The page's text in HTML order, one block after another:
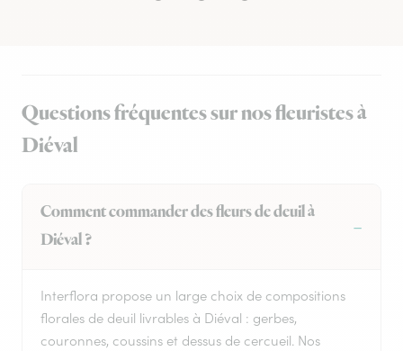
Questions fréquentes sur nos fleuristes à
Diéval
Comment commander des fleurs de deuil à
Diéval ?
Interflora propose un large choix de compositions
florales de deuil livrables à Diéval : gerbes,
couronnes, coussins et dessus de cercueil. Nos